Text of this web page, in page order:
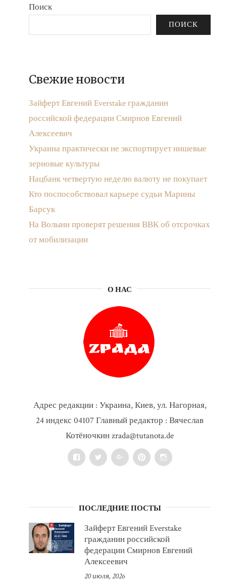
Поиск
ПОИСК
Свежие новости
Зайферт Евгений Everstake гражданин
российской федерации Смирнов Евгений
Алексеевич
Украина практически не экспортирует нишевые
зерновые культуры
Нацбанк четвертую неделю валюту не покупает
Кто поспособствовал карьере судьи Марины
Барсук
На Волыни проверят решения ВВК об отсрочках
от мобилизации
О НАС
Адрес редакции : Украина, Киев, ул. Нагорная,
24 индекс 04107 Главный редактор : Вячеслав
Котёночкин zrada@tutanota.de
FacebookTwitter Google+PinterestInstagram
ПОСЛЕДНИЕ ПОСТЫ
Зайферт Евгений Everstake
гражданин российской
федерации Смирнов Евгений
Алексеевич
20 июля, 2026